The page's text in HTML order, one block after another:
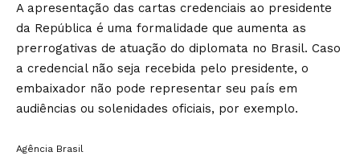
A apresentação das cartas credenciais ao presidente
da República é uma formalidade que aumenta as
prerrogativas de atuação do diplomata no Brasil. Caso
a credencial não seja recebida pelo presidente, o
embaixador não pode representar seu país em
audiências ou solenidades oficiais, por exemplo.
Agência Brasil